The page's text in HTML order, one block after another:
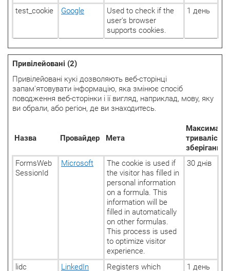
test_cookie Google
Used to check if the
user's browser
supports cookies.
1 день
Привілейовані (2)
Привілейовані кукі дозволяють веб-сторінці
запам'ятовувати інформацію, яка змінює спосіб
поводження веб-сторінки і її вигляд, наприклад, мову, яку
ви обрали, або регіон, де ви знаходитесь.
Назва Провайдер Мета
тривалість
зберігання
FormsWeb
SessionId
Microsoft
The cookie is used if
the visitor has filled in
personal information
on a formula. This
information will be
filled in automatically
on other formulas.
This process is used
to optimize visitor
experience.
30 днів
lidc LinkedIn Registers which 1 день